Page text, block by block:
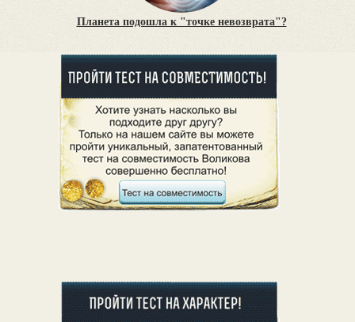
Планета подошла к "точке невозврата"?